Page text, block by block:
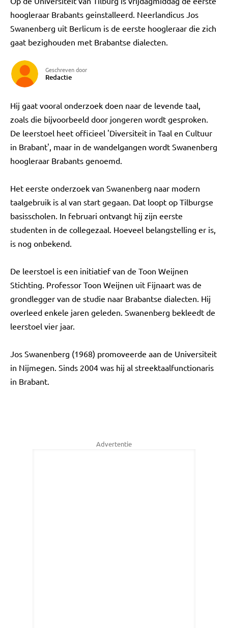
hoogleraar Brabants geinstalleerd. Neerlandicus Jos
Swanenberg uit Berlicum is de eerste hoogleraar die zich
gaat bezighouden met Brabantse dialecten.
Geschreven door
Redactie
Hij gaat vooral onderzoek doen naar de levende taal,
zoals die bijvoorbeeld door jongeren wordt gesproken.
De leerstoel heet officieel 'Diversiteit in Taal en Cultuur
in Brabant', maar in de wandelgangen wordt Swanenberg
hoogleraar Brabants genoemd.
Het eerste onderzoek van Swanenberg naar modern
taalgebruik is al van start gegaan. Dat loopt op Tilburgse
basisscholen. In februari ontvangt hij zijn eerste
studenten in de collegezaal. Hoeveel belangstelling er is,
is nog onbekend.
De leerstoel is een initiatief van de Toon Weijnen
Stichting. Professor Toon Weijnen uit Fijnaart was de
grondlegger van de studie naar Brabantse dialecten. Hij
overleed enkele jaren geleden. Swanenberg bekleedt de
leerstoel vier jaar.
Jos Swanenberg (1968) promoveerde aan de Universiteit
in Nijmegen. Sinds 2004 was hij al streektaalfunctionaris
in Brabant.
Advertentie